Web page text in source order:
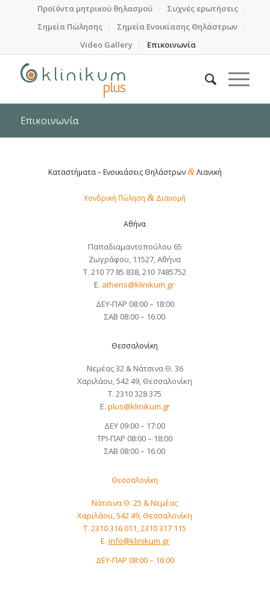
Προϊόντα μητρικού θηλασμού
Συχνές ερωτήσεις
Σημεία Πώλησης
Σημεία Ενοικίασης Θηλάστρων
Video Gallery
Επικοινωνία
Επικοινωνία
Καταστήματα – Ενοικιάσεις Θηλάστρων&Λιανική
Χονδρική Πώληση&Διανομή
Αθήνα
Παπαδιαμαντοπούλου 65
Ζωγράφου, 11527, Αθήνα
Τ. 210 77 85 838, 210 7485752
Ε. athens@klinikum.gr
ΔΕΥ-ΠΑΡ 08:00 – 18:00
ΣΑΒ 08:00 – 16:00
Θεσσαλονίκη
Νεμέας 32 & Νάτσινα Θ. 36
Χαριλάου, 542 49, Θεσσαλονίκη
T. 2310 328 375
Ε. plus@klinikum.gr
ΔΕΥ 09:00 – 17:00
ΤΡΙ-ΠΑΡ 08:00 – 18:00
ΣΑΒ 08:00 – 16:00
Θεσσαλονίκη
Νάτσινα Θ. 25 & Νεμέας
Χαριλάου, 542 49, Θεσσαλονίκη
T. 2310 316 011, 2310 317 115
Ε. info@klinikum.gr
ΔΕΥ-ΠΑΡ 08:00 – 16:00